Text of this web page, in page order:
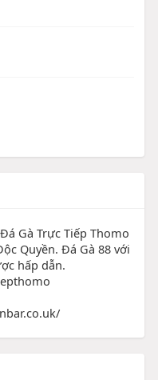
Gà Trực Tiếp Thomo
Quyền. Đá Gà 88 với
hấp dẫn.